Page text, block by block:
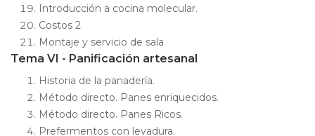
Introducción a cocina molecular.
Costos 2
Montaje y servicio de sala
Tema VI - Panificación artesanal
Historia de la panadería.
Método directo. Panes enriquecidos.
Método directo. Panes Ricos.
Prefermentos con levadura.